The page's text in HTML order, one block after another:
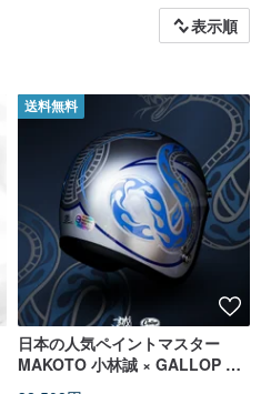
表示順
送料無料
日本の人気ペイントマスター
MAKOTO 小林誠 × GALLOP コ